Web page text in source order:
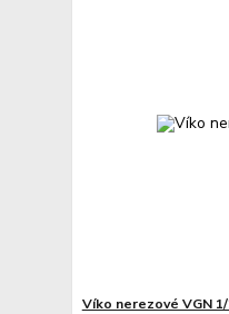
Víko nerezové VGN